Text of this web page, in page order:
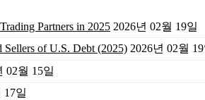
Partners in 2025 2026년 02월 19일
Sellers of U.S. Debt (2025) 2026년 02월
02월 15일
17일